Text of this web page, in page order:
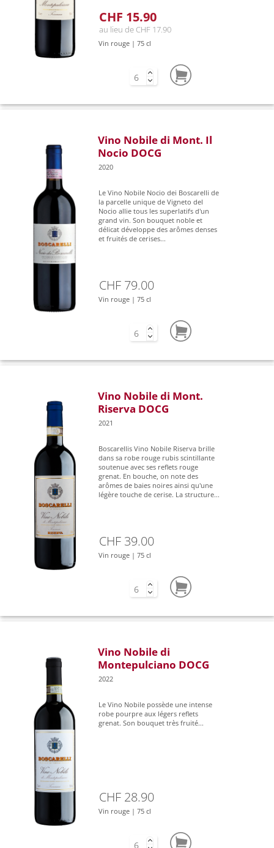
CHF 15.90
au lieu de CHF 17.90
Vin rouge | 75 cl
Vino Nobile di Mont. Il
Nocio DOCG
2020
Le Vino Nobile Nocio dei Boscarelli de
la parcelle unique de Vigneto del
Nocio allie tous les superlatifs d'un
grand vin. Son bouquet noble et
délicat développe des arômes denses
et fruités de cerises...
CHF 79.00
Vin rouge | 75 cl
Vino Nobile di Mont.
Riserva DOCG
2021
Boscarellis Vino Nobile Riserva brille
dans sa robe rouge rubis scintillante
soutenue avec ses reflets rouge
grenat. En bouche, on note des
arômes de baies noires ainsi qu'une
légère touche de cerise. La structure...
CHF 39.00
Vin rouge | 75 cl
Vino Nobile di
Montepulciano DOCG
2022
Le Vino Nobile possède une intense
robe pourpre aux légers reflets
grenat. Son bouquet très fruité...
CHF 28.90
Vin rouge | 75 cl